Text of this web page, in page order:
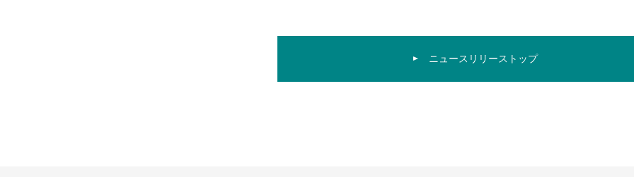
ニュースリリーストップ